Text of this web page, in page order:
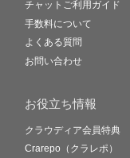
チャットご利用ガイド
手数料について
よくある質問
お問い合わせ
お役立ち情報
クラウディア会員特典
Crarepo（クラレポ）